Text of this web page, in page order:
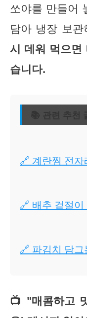
쏘야를 만들어
담아 냉장 보
시 데워 먹으면
습니다.
📚 관련 추천 글
🔗 계란찜 전
🔗 배추 겉절이
🔗 파김치 담그
📺 "매콤하고